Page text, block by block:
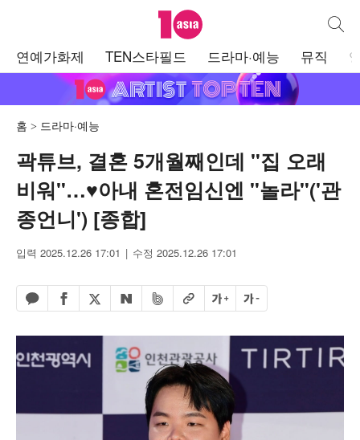
텐아시아 통합
연예가화제 TEN스타필드 드라마·예능 뮤직
홈 드라마·예능
곽튜브, 결혼 5개월째인데 "집 오래
비워"…♥아내 혼전임신엔 "놀라"('관
종언니') [종합]
입력 2025.12.26 17:01 수정 2025.12.26 17:01
카카오톡 공유하기
페이스북 공유하기
엑스 공유하기
네이버 공유하기
밴드 공유하기
URL복사글자 크게글자 작게